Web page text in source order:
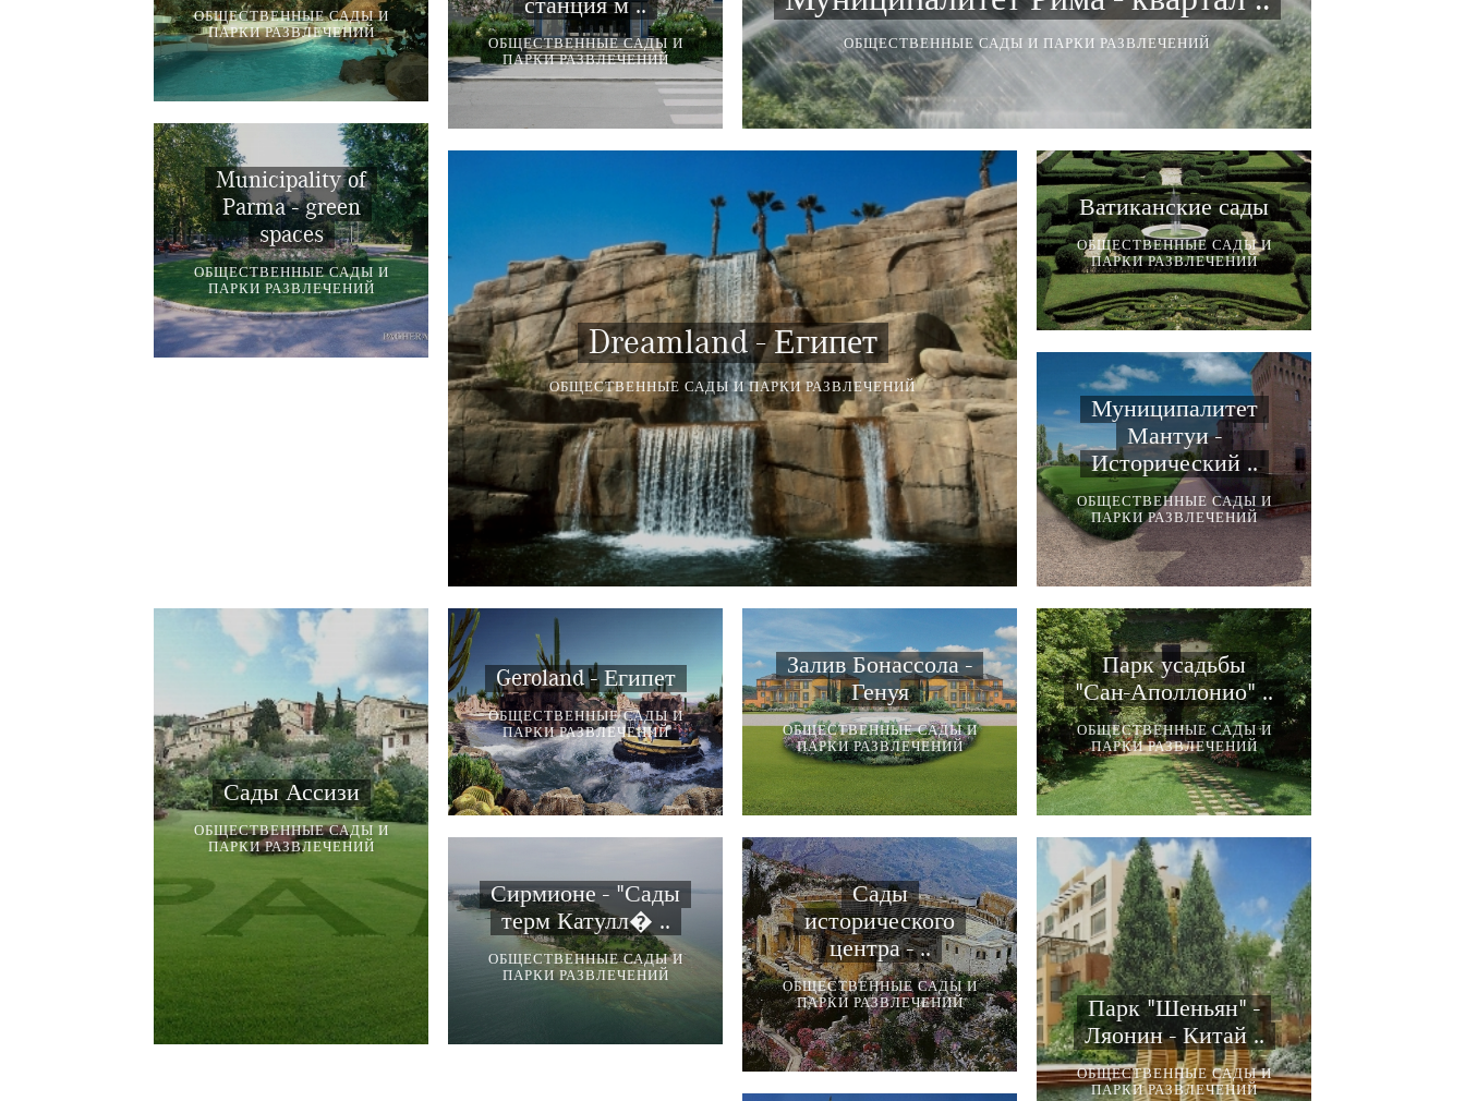
ОБЩЕСТВЕННЫЕ САДЫ И
ПАРКИ РАЗВЛЕЧЕНИЙ
Municipality of
Parma - green
spaces
ОБЩЕСТВЕННЫЕ САДЫ И
ПАРКИ РАЗВЛЕЧЕНИЙ
станция м ..
ОБЩЕСТВЕННЫЕ САДЫ И
ПАРКИ РАЗВЛЕЧЕНИЙ
ОБЩЕСТВЕННЫЕ САДЫ И ПАРКИ РАЗВЛЕЧЕНИЙ
Dreamland - Египет
ОБЩЕСТВЕННЫЕ САДЫ И ПАРКИ РАЗВЛЕЧЕНИЙ
Ватиканские сады
ОБЩЕСТВЕННЫЕ САДЫ И
ПАРКИ РАЗВЛЕЧЕНИЙ
Муниципалитет
Мантуи -
Исторический ..
ОБЩЕСТВЕННЫЕ САДЫ И
ПАРКИ РАЗВЛЕЧЕНИЙ
Сады Ассизи
ОБЩЕСТВЕННЫЕ САДЫ И
ПАРКИ РАЗВЛЕЧЕНИЙ
Geroland - Египет
ОБЩЕСТВЕННЫЕ САДЫ И
ПАРКИ РАЗВЛЕЧЕНИЙ
Залив Бонассола -
Генуя
ОБЩЕСТВЕННЫЕ САДЫ И
ПАРКИ РАЗВЛЕЧЕНИЙ
Парк усадьбы
"Сан-Аполлонио" ..
ОБЩЕСТВЕННЫЕ САДЫ И
ПАРКИ РАЗВЛЕЧЕНИЙ
Сирмионе - "Сады
терм Катулл� ..
ОБЩЕСТВЕННЫЕ САДЫ И
ПАРКИ РАЗВЛЕЧЕНИЙ
Сады
исторического
центра - ..
ОБЩЕСТВЕННЫЕ САДЫ И
ПАРКИ РАЗВЛЕЧЕНИЙ
Парк "Шеньян" -
Ляонин - Китай ..
ОБЩЕСТВЕННЫЕ САДЫ И
ПАРКИ РАЗВЛЕЧЕНИЙ